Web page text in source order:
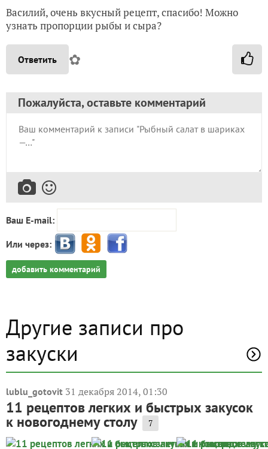
Василий, очень вкусный рецепт, спасибо! Можно
узнать пропорции рыбы и сыра?
Ответить ✿
Пожалуйста, оставьте комментарий
Ваш E-mail:
Или через:
добавить комментарий
Другие записи про
закуски
lublu_gotovit 31 декабря 2014, 01:30
11 рецептов легких и быстрых закусок
к новогоднему столу 7